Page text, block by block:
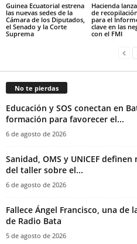
Guinea Ecuatorial estrena
las nuevas sedes de la
Cámara de los Diputados,
el Senado y la Corte
Suprema
Hacienda
de
para el
clave en las
con el FMI
No te pierdas
Educación y SOS conectan en
formación para favorecer el...
6 de agosto de 2026
Sanidad, OMS y UNICEF
del taller sobre el...
6 de agosto de 2026
Fallece Ángel Francisco, una de
de Radio Bata
5 de agosto de 2026